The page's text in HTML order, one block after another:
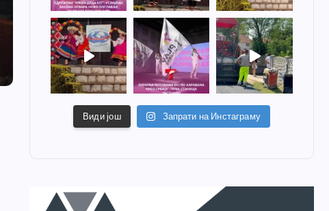
Види још Запрати на Инстаграму